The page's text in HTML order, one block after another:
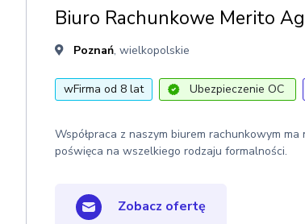
Biuro Rachunkowe Merito
Poznań, wielkopolskie
wFirma od 8 lat Ubezpieczenie OC
Współpraca z naszym biurem rachunkowym
poświęca na wszelkiego rodzaju formalności.
Zobacz ofertę